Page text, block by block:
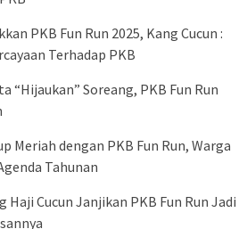
PKB Fun Run 2025, Kang Cucun :
Terhadap PKB
“Hijaukan” Soreang, PKB Fun Run
Meriah dengan PKB Fun Run, Warga
Tahunan
Haji Cucun Janjikan PKB Fun Run Jadi